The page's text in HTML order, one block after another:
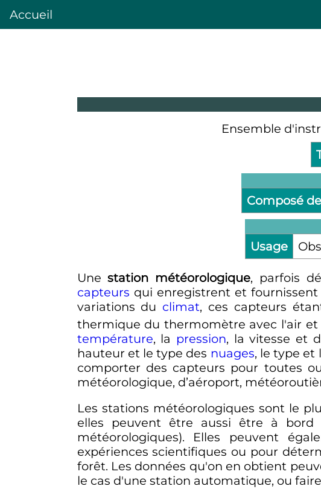
Accueil
Ensemble
Composé de
Usage
Unestation météorologique, parfois
capteurs qui enregistrent et fournissent
variations du climat, ces capteurs
thermique du thermomètre avec l'air
température, la pression, la vitesse et
hauteur et le type des nuages, le type et
comporter des capteurs pour toutes
météorologique, d’aéroport,
Les stations météorologiques sont le
elles peuvent être aussi être à bord
météorologiques). Elles peuvent
expériences scientifiques ou pour
forêt. Les données qu'on en obtient
le cas d'une station automatique, ou